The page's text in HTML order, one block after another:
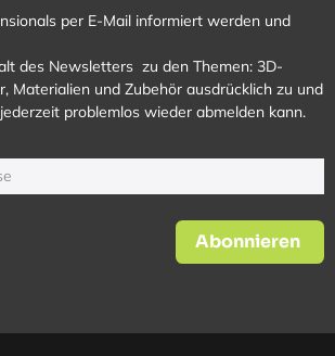
per E-Mail informiert werden und
des Newsletters zu den Themen: 3D-
Materialien und Zubehör ausdrücklich zu und
problemlos wieder abmelden kann.
Abonnieren